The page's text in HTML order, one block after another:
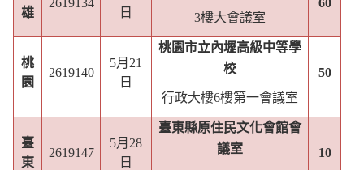
雄
2619134
日
3樓大會議室
60
桃
園
2619140
5月 21
日
桃園市立內壢高級中等學
校
行政大樓6樓第一會議室
50
臺
東
2619147
5月 28
日
臺東縣原住民文化會館會
議室
10